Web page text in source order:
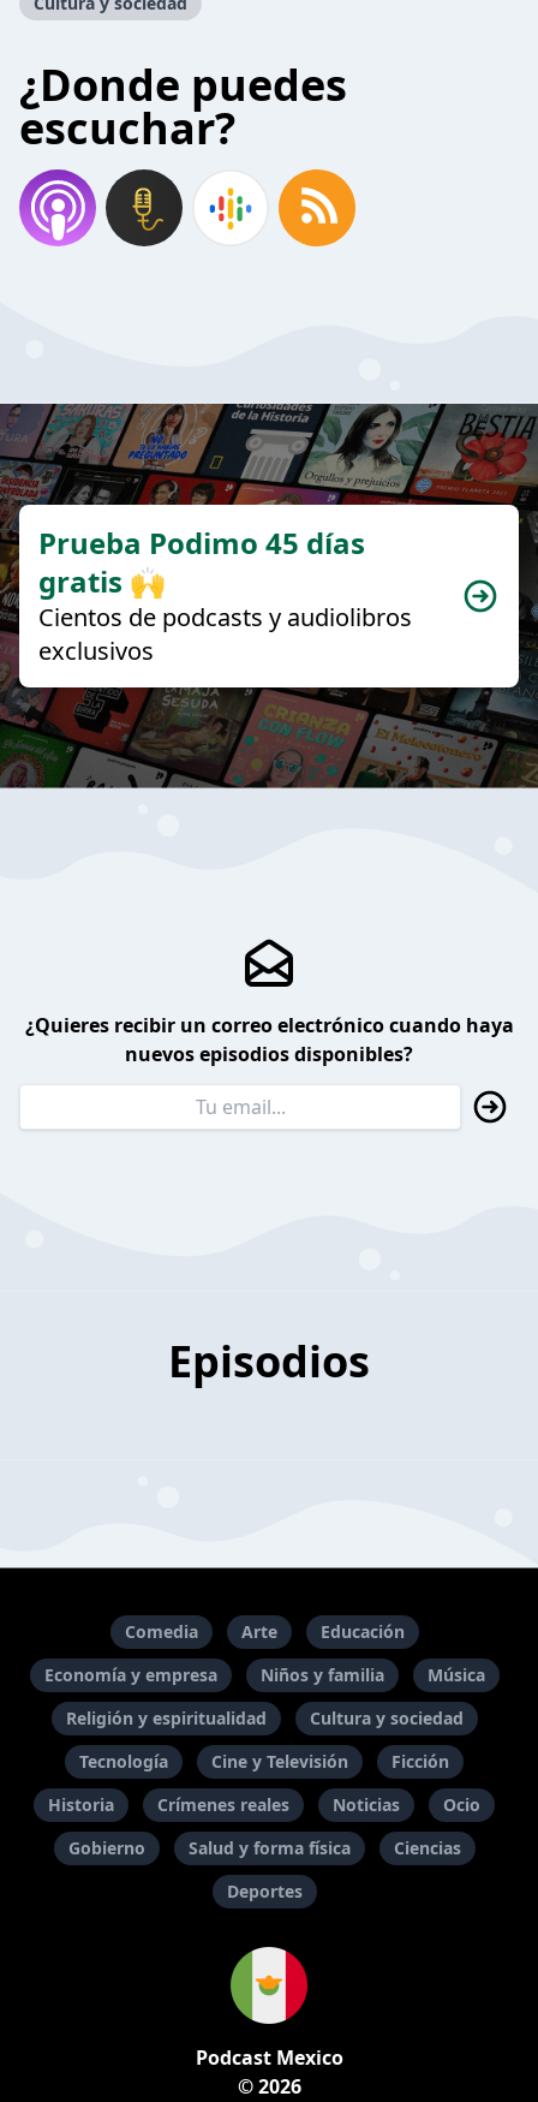
¿Donde puedes
escuchar?
Prueba Podimo 45 días
gratis 🙌
Cientos de podcasts y audiolibros
exclusivos
¿Quieres recibir un correo electrónico cuando haya
nuevos episodios disponibles?
Episodios
Comedia Arte
Educación
Economía y empresa
Niños y familia
Música
Religión y espiritualidad
Cultura y sociedad
Tecnología
Cine y Televisión
Ficción
Historia
Crímenes reales Noticias
Ocio
Gobierno
Salud y forma física
Ciencias
Deportes
Podcast Mexico
© 2026